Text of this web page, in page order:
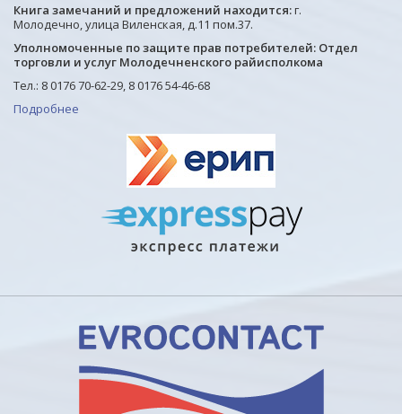
Книга замечаний и предложений находится:г.
Молодечно, улица Виленская, д.11 пом.37.
Уполномоченные по защите прав потребителей: Отдел
торговли и услуг Молодечненского райисполкома
Тел.: 8 0176 70-62-29, 8 0176 54-46-68
Подробнее